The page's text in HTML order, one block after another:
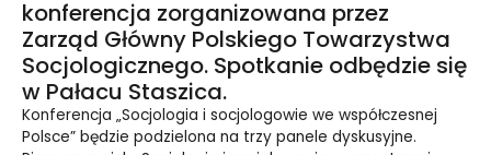
konferencja zorganizowana przez
Zarząd Główny Polskiego Towarzystwa
Socjologicznego. Spotkanie odbędzie się
w Pałacu Staszica.
Konferencja „Socjologia i socjologowie we współczesnej
Polsce” będzie podzielona na trzy panele dyskusyjne.